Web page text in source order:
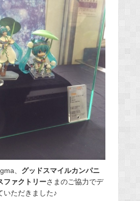
、 グッドスマイルカンパニ
ファクトリーさまのご協力でデ
いただきました♪